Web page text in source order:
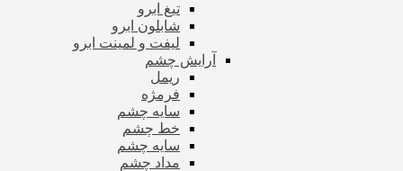
تیغ ابرو
شابلون ابرو
لیفت و لمینت ابرو
آرایش چشم
ریمل
فرمژه
سایه چشم
خط چشم
سایه چشم
مداد چشم